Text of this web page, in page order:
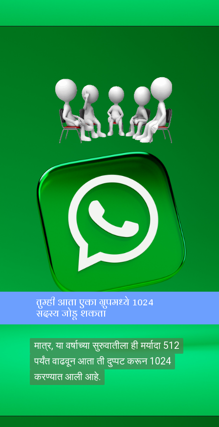
तुम्ही आता एका ग्रुपमध्ये 1024
सदस्य जोडू शकता
मात्र, या वर्षाच्या सुरुवातीला ही मर्यादा 512
पर्यंत वाढवून आता ती दुप्पट करून 1024
करण्यात आली आहे.
मात्र, या वर्षाच्या सुरुवातीला ही मर्यादा 512
पर्यंत वाढवून आता ती दुप्पट करून 1024
करण्यात आली आहे.